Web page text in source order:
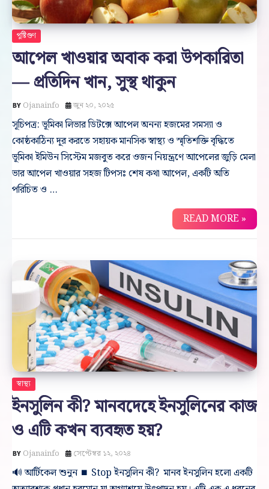
পুষ্টিগুণ
আপেল খাওয়ার অবাক করা উপকারিতা
— প্রতিদিন খান, সুস্থ থাকুন
Ojanainfo জুন ২০, ২০২৫
সূচিপত্র: ভূমিকা লিভার ডিটক্সে আপেল অনন্য হজমের সমস্যা ও
কোষ্ঠকাঠিন্য দূর করতে সহায়ক মানসিক স্বাস্থ্য ও স্মৃতিশক্তি বৃদ্ধিতে
ভূমিকা ইমিউন সিস্টেম মজবুত করে ওজন নিয়ন্ত্রণে আপেলের জুড়ি মেলা
ভার আপেল খাওয়ার সহজ টিপসঃ শেষ কথা আপেল, একটি অতি
পরিচিত ও …
READ MORE »
স্বাস্থ্য
ইনসুলিন কী? মানবদেহে ইনসুলিনের কাজ
ও এটি কখন ব্যবহৃত হয়?
Ojanainfo সেপ্টেম্বর ১২, ২০২৪
🔊 আর্টিকেল শুনুন ⏹ Stop ইনসুলিন কী? মানব ইনসুলিন হলো একটি